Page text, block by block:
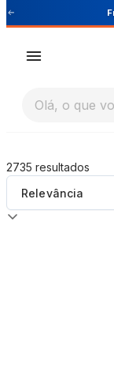
A Esportiva
e Sudeste
Olá, o que
2735 resultados